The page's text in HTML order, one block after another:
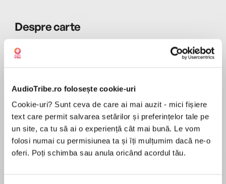
AudioTribe.ro folosește cookie-uri
Cookie-uri? Sunt ceva de care ai mai auzit - mici fișiere
text care permit salvarea setărilor și preferințelor tale pe
un site, ca tu să ai o experiență cât mai bună. Le vom
folosi numai cu permisiunea ta și îți mulțumim dacă ne-o
oferi. Poți schimba sau anula oricând acordul tău.
Desprecarte
În copilărie, Autumn și Finn erau nedespărțiți.
Apoi ceva s-a schimbat. Sau poate s-au
prieteni apropiați. Finn a devenit acel băiat din
școală în preajma căruia toți elevii își doresc să
se afle.
Totuși, în rarele momente când se întâlnesc,
Autumn e cuprinsă de senzații ciudate, care nu-
i mai dau pace. Începe să se întrebe dacă
MAI MULT
Recenzii
Autumn m-a enervat rău, iar personajele mi s-au